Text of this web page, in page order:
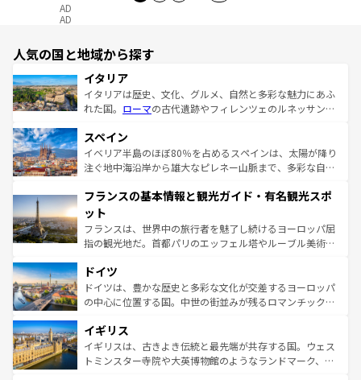
AD
AD
人気の国と地域から探す
イタリア
イタリアは歴史、文化、グルメ、自然と多彩な魅力にあふ
れた国。 ローマの古代遺跡やフィレンツェのルネッサンス
ろん、トスカーナの美しい田園風景やアマルフィ海岸の絶
景など、自然景観も見逃せない。観光の合間には、本場の
ピザやパスタなど、絶品のイタリア料理を堪能することも
ませてくれるイタリアで、忘れられない旅をしてみよう！
なお、新着のイタリア情報は
しい。
スペイン
イベリア半島のほぼ80％を占めるスペインは、太陽が降り
注ぐ地中海沿岸から雄大なピレネー山脈まで、多彩な自然
文化が根付くこの国では、情熱的なフラメンコ、熱気あふ
れる闘牛、そして美味しいタパスが生活の一部となってい
る。首都マドリードの洗練された雰囲気や、バルセロナの
アートに溢れた街角から、地方では古代ローマ遺跡や中世
せる。地方によって風土や気候が異なるスペインはその個
性で訪れる人を魅了する。 なお、新着のスペイン情報は コ
ンテンツ一覧を参照してほしい。
フランスの基本情報と観光ガイド・有名観光スポ
ット
フランスは、世界中の旅行者を魅了し続けるヨーロッパ屈
指の観光地だ。首都パリのエッフェル塔やルーブル美術館
で、幅広い魅力が詰まっている。華麗な宮殿、歴史的な大
聖堂、美しいビーチ、そして豊かな自然が、訪れる者を心
から魅了する。また、フランスは美食の国としても知ら
いる。シャンパンの発祥地であるランス、プロヴァンスの
香り高いラベンダー畑など、多彩な楽しみ方が可能だ。さ
らに、パリ以外の地域にも魅力が溢れており、どの街角に
ドイツ
ドイツは、豊かな歴史と多彩な文化が交差するヨーロッパ
の中心に位置する国。中世の街並みが残るロマンチック街
顔を持つこの国は、どこを歩いても飽きることがない。ベ
ルリンの文化的活気、バイエルン州のアルプスの絶景、そ
してライン川沿いのワイン畑といった風景は必見。ビール
イギリス
イギリスは、古きよき伝統と最先端が共存する国。ウェス
トミンスター寺院や大英博物館のようなランドマーク、歴